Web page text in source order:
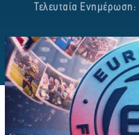
Τελευταία